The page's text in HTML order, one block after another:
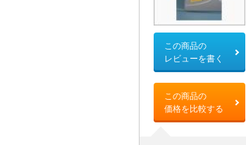
この商品の
レビューを書く
この商品の
価格を比較する